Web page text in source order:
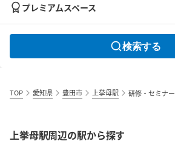
プレミアムスペース
検索する
TOP 愛知県 豊田市 上挙母駅 研修・セミナー
上挙母駅周辺の駅から探す